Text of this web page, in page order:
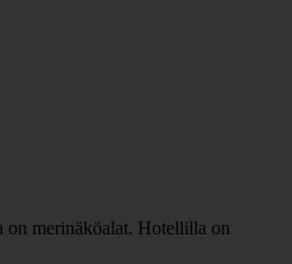
on merinäköalat. Hotellilla on